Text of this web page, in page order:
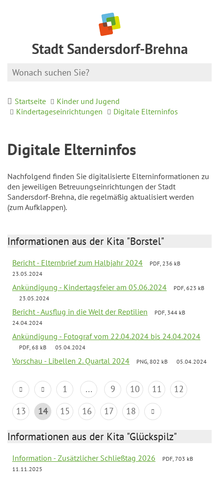
Stadt Sandersdorf-Brehna
Startseite
Kinder und Jugend
Kindertageseinrichtungen
Digitale Elterninfos
Digitale Elterninfos
Nachfolgend finden Sie digitalisierte Elterninformationen zu
den jeweiligen Betreuungseinrichtungen der Stadt
Sandersdorf-Brehna, die regelmäßig aktualisiert werden
(zum Aufklappen).
Informationen aus der Kita "Borstel"
Bericht - Elternbrief zum Halbjahr 2024
PDF, 236 kB
23.05.2024
Ankündigung - Kindertagsfeier am 05.06.2024
PDF, 623 kB
23.05.2024
Bericht - Ausflug in die Welt der Reptilien
PDF, 344 kB
24.04.2024
Ankündigung - Fotograf vom 22.04.2024 bis 24.04.2024
PDF, 68 kB 05.04.2024
Vorschau - Libellen 2. Quartal 2024 PNG, 802 kB 05.04.2024
1 ... 9 10 11
12
13
14 15 16 17 18
Informationen aus der Kita "Glückspilz"
Information - Zusätzlicher Schließtag 2026
PDF, 703 kB
11.11.2025